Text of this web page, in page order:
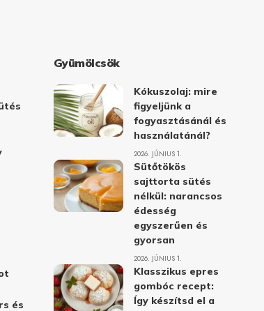
és
Gyümölcsök
Kókuszolaj: mire
figyeljünk a
fogyasztásánál és
használatánál?
2026. JÚNIUS 1.
Sütőtökös
sajttorta sütés
nélkül: narancsos
édesség
egyszerűen és
gyorsan
2026. JÚNIUS 1.
Klasszikus epres
gombóc recept:
Így készítsd el a